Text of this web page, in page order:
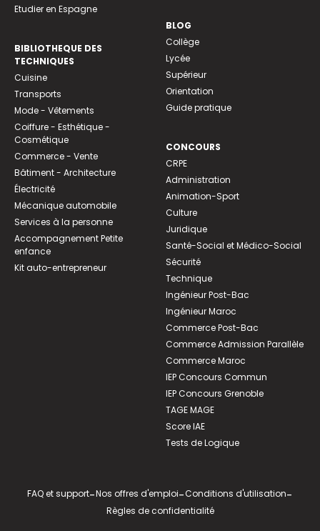
Etudier en Espagne
BIBLIOTHEQUE DES
TECHNIQUES
Cuisine
Transports
Mode - Vêtements
Coiffure - Esthétique -
Cosmétique
Commerce - Vente
Bâtiment - Architecture
Électricité
Mécanique automobile
Services à la personne
Accompagnement Petite
enfance
Kit auto-entrepreneur
BLOG
Collège
Lycée
Supérieur
Orientation
Guide pratique
CONCOURS
CRPE
Administration
Animation-Sport
Culture
Juridique
Santé-Social et Médico-Social
Sécurité
Technique
Ingénieur Post-Bac
Ingénieur Maroc
Commerce Post-Bac
Commerce Admission Parallèle
Commerce Maroc
IEP Concours Commun
IEP Concours Grenoble
TAGE MAGE
Score IAE
Tests de Logique
FAQ et support-Nos offres d'emploi-Conditions d'utilisation-
Règles de confidentialité